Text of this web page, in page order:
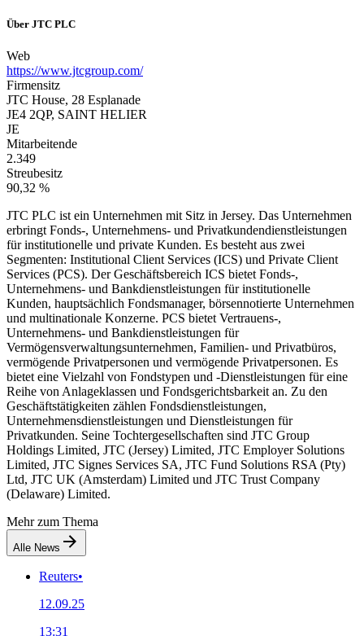
Über JTC PLC
Web
https://www.jtcgroup.com/
Firmensitz
JTC House, 28 Esplanade
JE4 2QP, SAINT HELIER
JE
Mitarbeitende
2.349
Streubesitz
90,32 %
JTC PLC ist ein Unternehmen mit Sitz in Jersey. Das Unternehmen
erbringt Fonds-, Unternehmens- und Privatkundendienstleistungen
für institutionelle und private Kunden. Es besteht aus zwei
Segmenten: Institutional Client Services (ICS) und Private Client
Services (PCS). Der Geschäftsbereich ICS bietet Fonds-,
Unternehmens- und Bankdienstleistungen für institutionelle
Kunden, hauptsächlich Fondsmanager, börsennotierte Unternehmen
und multinationale Konzerne. PCS bietet Vertrauens-,
Unternehmens- und Bankdienstleistungen für
Vermögensverwaltungsunternehmen, Familien- und Privatbüros,
vermögende Privatpersonen und vermögende Privatpersonen. Es
bietet eine Vielzahl von Fondstypen und -Dienstleistungen für eine
Reihe von Anlageklassen und Fondsgerichtsbarkeit an. Zu den
Geschäftstätigkeiten zählen Fondsdienstleistungen,
Unternehmensdienstleistungen und Dienstleistungen für
Privatkunden. Seine Tochtergesellschaften sind JTC Group
Holdings Limited, JTC (Jersey) Limited, JTC Employer Solutions
Limited, JTC Signes Services SA, JTC Fund Solutions RSA (Pty)
Ltd, JTC UK (Amsterdam) Limited und JTC Trust Company
(Delaware) Limited.
Mehr zum Thema
Alle News
Reuters•
12.09.25
13:31